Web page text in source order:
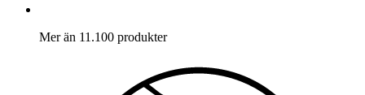
Mer än 11.100 produkter